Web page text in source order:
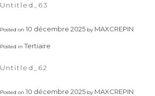
Untitled_63
Posted on 10 décembre 2025 by MAXCREPIN
Posted inTertiaire
Untitled_62
Posted on 10 décembre 2025 by MAXCREPIN